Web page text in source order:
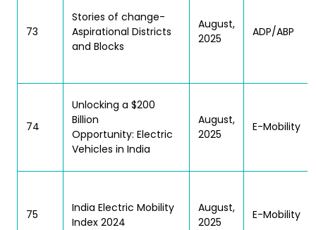
73
Stories of change-
Aspirational Districts
and Blocks
August,
2025
ADP/ABP
74
Unlocking a $200
Billion
Opportunity: Electric
Vehicles in India
August,
2025
E-Mobility
75
India Electric Mobility
Index 2024
August,
2025
E-Mobility